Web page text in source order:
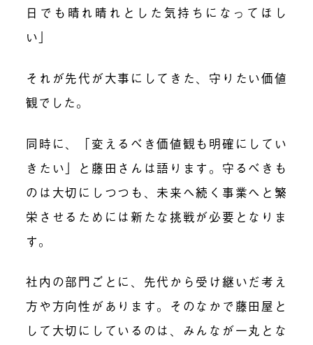
日でも晴れ晴れとした気持ちになってほし
い」
それが先代が大事にしてきた、守りたい価値
観でした。
同時に、「変えるべき価値観も明確にしてい
きたい」と藤田さんは語ります。守るべきも
のは大切にしつつも、未来へ続く事業へと繁
栄させるためには新たな挑戦が必要となりま
す。
社内の部門 ごとに、先代から受け継いだ考え
方や方向性があります。そのなかで藤田屋と
して大切にしているのは、みんなが一丸とな